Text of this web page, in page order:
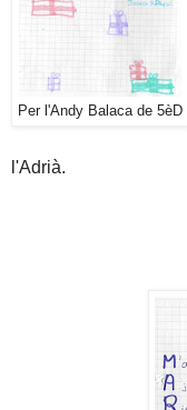
Per l'Andy Balaca de 5èD
l'Adrià.